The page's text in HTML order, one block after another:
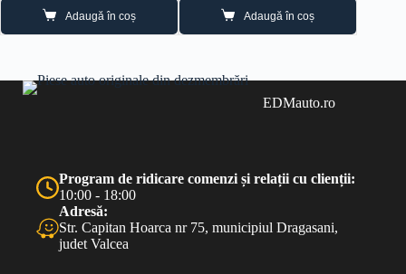
Adaugă în coș Adaugă în coș
EDMauto.ro
Program de ridicare comenzi și relații cu clienții:
10:00 - 18:00
Adresă:
Str. Capitan Hoarca nr 75, municipiul Dragasani,
judet Valcea